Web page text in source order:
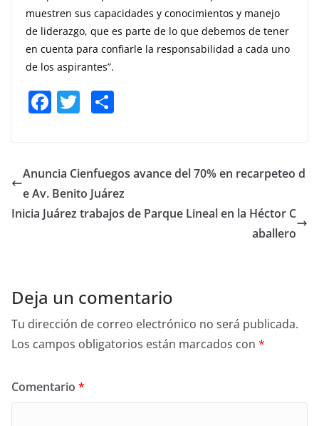
muestren sus capacidades y conocimientos y manejo
de liderazgo, que es parte de lo que debemos de tener
en cuenta para confiarle la responsabilidad a cada uno
de los aspirantes”.
F
e
b
o
T
er e
Anuncia Cienfuegos avance del 70% en recarpeteo d
e Av. Benito Juárez
Inicia Juárez trabajos de Parque Lineal en la Héctor C
aballero
Deja un comentario
Tu dirección de correo electrónico no será publicada.
Los campos obligatorios están marcados con *
Comentario *